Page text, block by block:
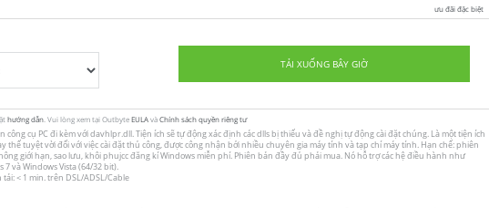
ưu đãi đặc biệt
TẢI XUỐNG BÂY GIỜ
hướng dẫn . Vui lòng xem tại OutbyteEULAvàChính sách quyền riêng tư
công cụ PC đi kèm với davhlpr.dll. Tiện ích sẽ tự động xác định các dlls bị thiếu và đề nghị tự động cài đặt chúng. Là một tiện ích
thế tuyệt vời đối với việc cài đặt thủ công, được công nhận bởi nhiều chuyên gia máy tính và tạp chí máy tính. Hạn chế: phiên
giới hạn, sao lưu, khôi phujcc đăng kí Windows miễn phí. Phiên bản đầy đủ phải mua. Nó hỗ trợ các hệ điều hành như
7 và Windows Vista (64/32 bit).
< 1 min. trên DSL/ADSL/Cable